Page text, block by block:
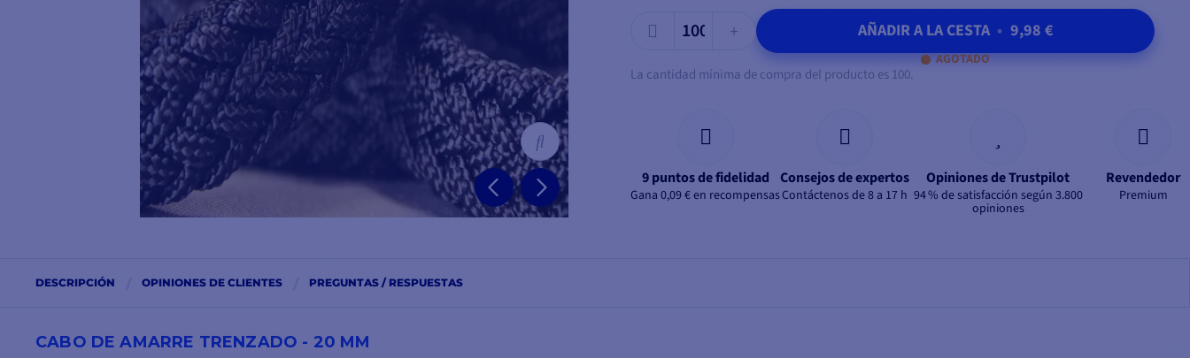
AÑADIR A LA CESTA • 9,98 €
AGOTADO
La cantidad mínima de compra del producto es 100.
9 puntos de fidelidad
Gana 0,09 € en recompensas
Consejos de expertos
Contáctenos de 8 a 17 h
Opiniones de Trustpilot
94 % de satisfacción según 3.800
opiniones
Revendedor
Premium
DESCRIPCIÓN OPINIONES DE CLIENTES PREGUNTAS / RESPUESTAS
CABO DE AMARRE TRENZADO - 20 MM